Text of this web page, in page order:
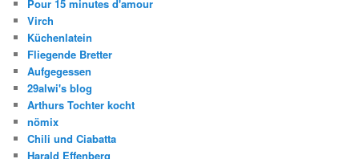
Pour 15 minutes d'amour
Virch
Küchenlatein
Fliegende Bretter
Aufgegessen
29alwi's blog
Arthurs Tochter kocht
nömix
Chili und Ciabatta
Harald Effenberg